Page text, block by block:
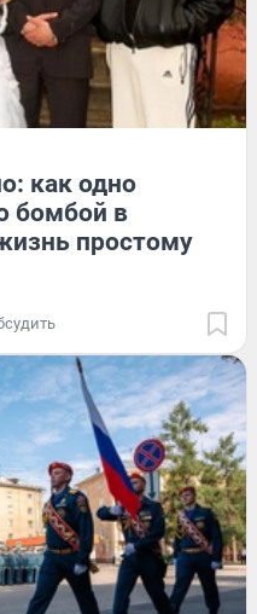
как одно
бомбой в
простому